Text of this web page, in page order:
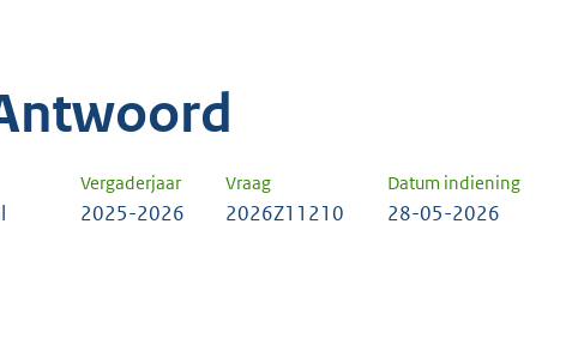
Vergaderjaar Vraag Datum indiening
2025-2026 2026Z11210 28-05-2026